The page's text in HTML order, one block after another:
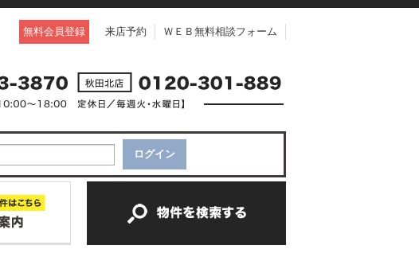
無料会員登録 来店予約 ＷＥＢ無料相談フォーム